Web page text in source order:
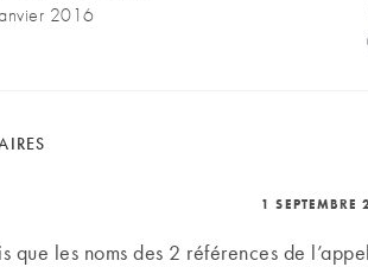
2016
1 SEPTEMBRE
que les noms des 2 références de